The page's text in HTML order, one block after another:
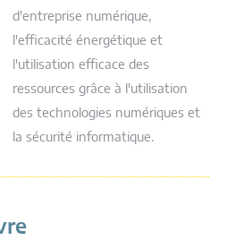
d'entreprise numérique,
l'efficacité énergétique et
l'utilisation efficace des
ressources grâce à l'utilisation
des technologies numériques et
la sécurité informatique.